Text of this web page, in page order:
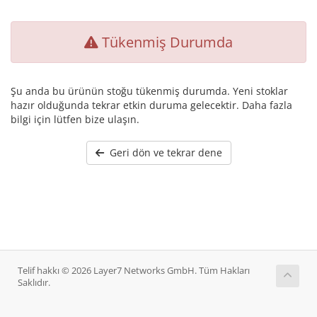
Tükenmiş Durumda
Şu anda bu ürünün stoğu tükenmiş durumda. Yeni stoklar
hazır olduğunda tekrar etkin duruma gelecektir. Daha fazla
bilgi için lütfen bize ulaşın.
Geri dön ve tekrar dene
Telif hakkı © 2026 Layer7 Networks GmbH. Tüm Hakları
Saklıdır.